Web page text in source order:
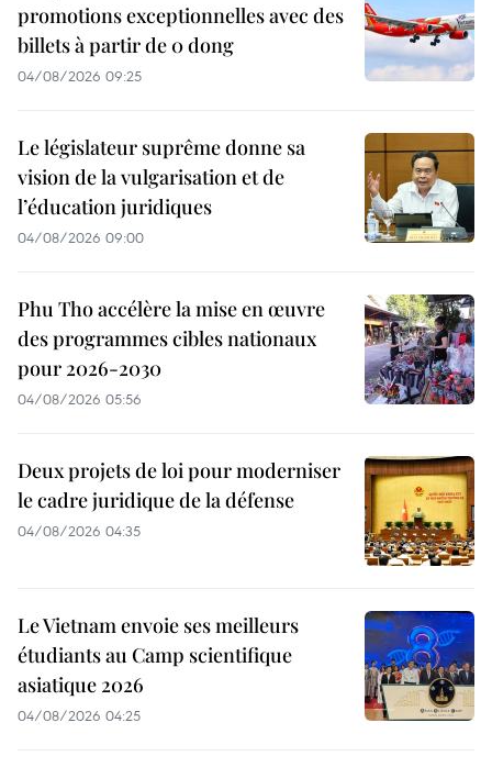
promotions exceptionnelles avec des
billets à partir de 0 dong
04/08/2026 09:25
Le législateur suprême donne sa
vision de la vulgarisation et de
l’éducation juridiques
04/08/2026 09:00
Phu Tho accélère la mise en œuvre
des programmes cibles nationaux
pour 2026-2030
04/08/2026 05:56
Deux projets de loi pour moderniser
le cadre juridique de la défense
04/08/2026 04:35
Le Vietnam envoie ses meilleurs
étudiants au Camp scientifique
asiatique 2026
04/08/2026 04:25